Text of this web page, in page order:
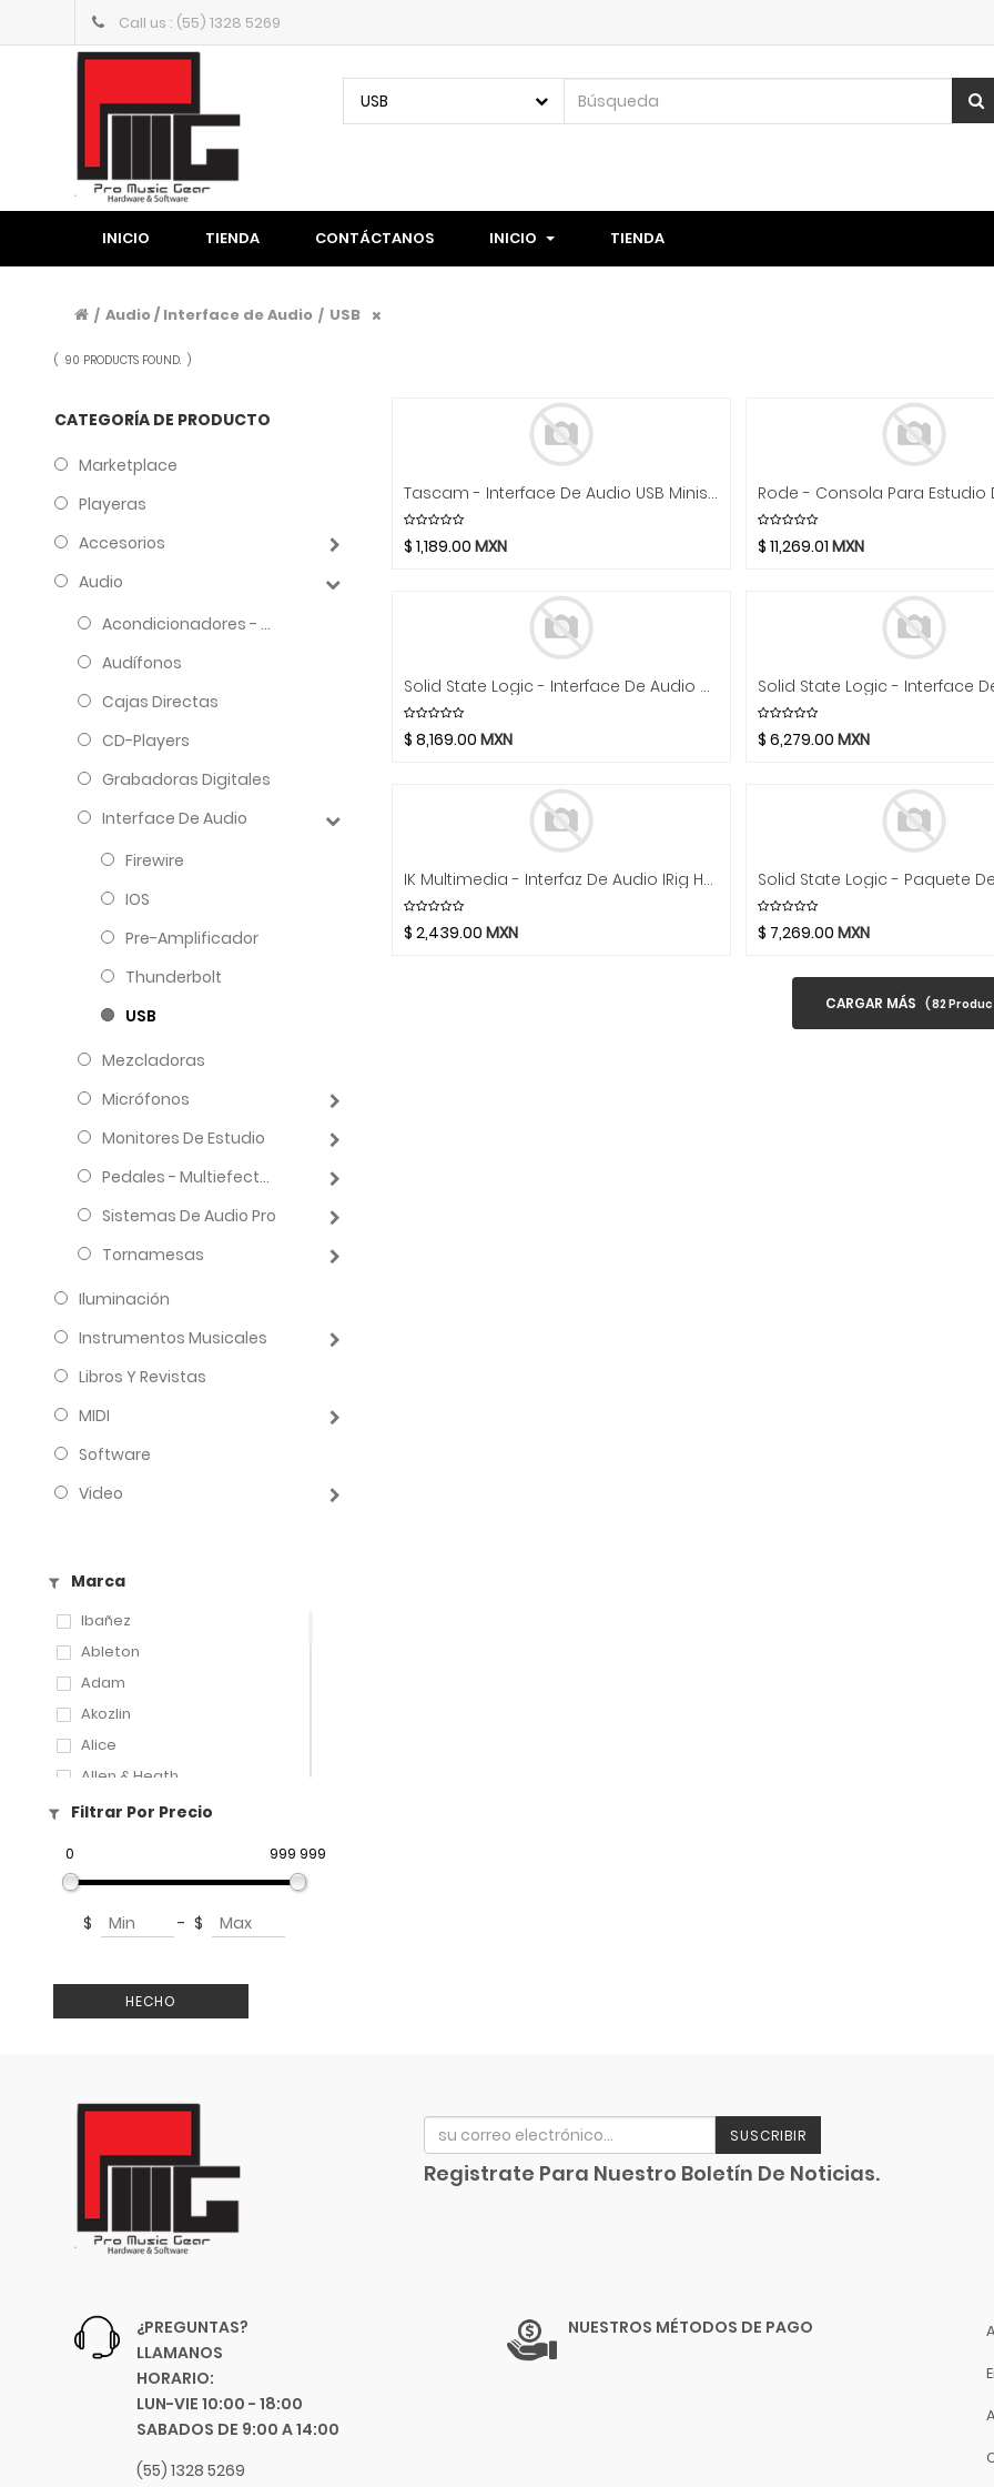
Call us : (55) 1328 5269
USB
INICIO TIENDA CONTÁCTANOS INICIO TIENDA
/ Audio / Interface de Audio / USB
( 90 PRODUCTS FOUND. )
CATEGORÍA DE PRODUCTO
Marketplace
Playeras
Accesorios
Audio
Acondicionadores - Reguladores
Audífonos
Cajas Directas
CD-Players
Grabadoras Digitales
Interface De Audio
Firewire
IOS
Pre-Amplificador
Thunderbolt
USB
Mezcladoras
Micrófonos
Monitores De Estudio
Pedales - Multiefectos
Sistemas De Audio Pro
Tornamesas
Iluminación
Instrumentos Musicales
Libros Y Revistas
MIDI
Software
Video
HECHO
Marca
Ibañez
Ableton
Adam
Akozlin
Alice
Allen & Heath
Amati
ART
Arturia
Audix
Beyerdynamic
Boss
C.B.I.
CAD
Celestion
Filtrar Por Precio
0 999 999
$ - $
Tascam - Interface De Audio USB Ministudio Podcasting Mod.US32
$ 1,189.00 MXN $ 11,269.01 MXN
Solid State Logic - Interface De Audio Mod.SSL2+ MKII
$ 8,169.00 MXN $ 6,279.00 MXN
IK Multimedia - Interfaz De Audio IRig HD 2 Para Guitarra Mod.iRIG HD 2
$ 2,439.00 MXN $ 7,269.00 MXN
CARGAR MÁS ( 82
SUSCRIBIR
Registrate Para Nuestro Boletín De Noticias.
¿PREGUNTAS?
LLAMANOS
HORARIO:
LUN-VIE 10:00 - 18:00
SABADOS DE 9:00 A 14:00
(55) 1328 5269
NUESTROS MÉTODOS DE PAGO